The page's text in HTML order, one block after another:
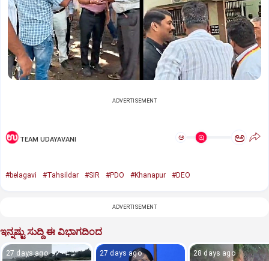
ADVERTISEMENT
TEAM UDAYAVANI ಅ ಅ
#belagavi #Tahsildar #SIR #PDO #Khanapur #DEO
ADVERTISEMENT
ಇನ್ನಷ್ಟು ಸುದ್ದಿ ಈ ವಿಭಾಗದಿಂದ
27 days ago 27 days ago 28 days ago